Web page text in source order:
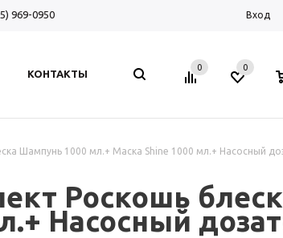
969-0950 Вход
КОНТАКТЫ
0 0
Шампунь 1000 мл.+ Маска Shine 1000 мл.+ Насосный
Роскошь
Насосный